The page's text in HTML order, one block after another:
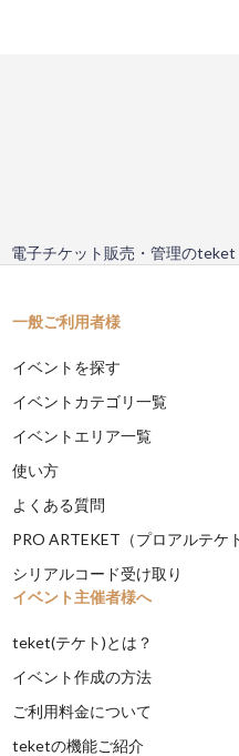
電子チケット販売・管理のteket
一般ご利用者様
イベントを探す
イベントカテゴリ一覧
イベントエリア一覧
使い方
よくある質問
PRO ARTEKET（プロアルテケ
シリアルコード受け取り
イベント主催者様へ
teket(テケト)とは？
イベント作成の方法
ご利用料金について
teketの機能ご紹介